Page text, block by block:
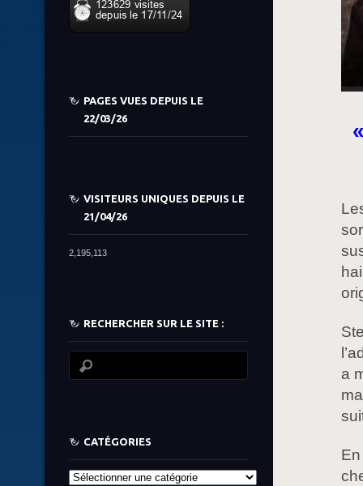
a
PAGES VUES DEPUIS LE
22/03/26
VISITEURS UNIQUES DEPUIS LE
21/04/26
2,195,113
RECHERCHER SUR LE SITE :
CATÉGORIES
Catégories